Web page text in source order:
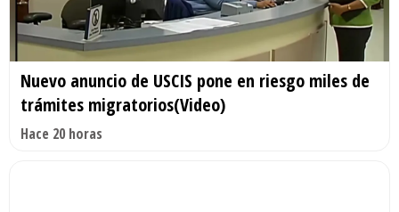
Nuevo anuncio de USCIS pone en riesgo miles de
trámites migratorios(Video)
Hace 20 horas